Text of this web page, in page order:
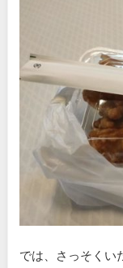
では、さっそくい